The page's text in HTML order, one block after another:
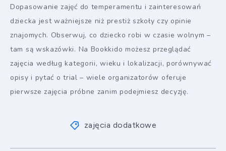
Dopasowanie zajęć do temperamentu i zainteresowań
dziecka jest ważniejsze niż prestiż szkoły czy opinie
znajomych. Obserwuj, co dziecko robi w czasie wolnym –
tam są wskazówki. Na Bookkido możesz przeglądać
zajęcia według kategorii, wieku i lokalizacji, porównywać
opisy i pytać o trial – wiele organizatorów oferuje
pierwsze zajęcia próbne zanim podejmiesz decyzję.
zajęcia dodatkowe